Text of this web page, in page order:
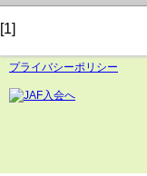
[1]
プライバシーポリシー